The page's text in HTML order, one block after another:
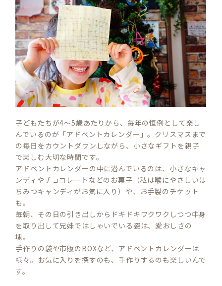
子どもたちが4～5歳あたりから、毎年の恒例として楽し
んでいるのが「アドベントカレンダー」。クリスマスまで
の毎日をカウントダウンしながら、小さなギフトを親子
で楽しむ大切な時間です。
アドベントカレンダーの中に潜んでいるのは、小さなキャ
ンディやチョコレートなどのお菓子（私は喉にやさしいは
ちみつキャンディがお気に入り）や、お手製のチケット
も。
毎朝、その日の引き出しからドキドキワクワクしつつ中身
を取り出して兄妹ではしゃいでいる姿は、愛おしさの
塊。
手作りの袋や市販のBOXなど、アドベントカレンダーは
様々。お気に入りを探すのも、手作りするのも楽しいんで
す。